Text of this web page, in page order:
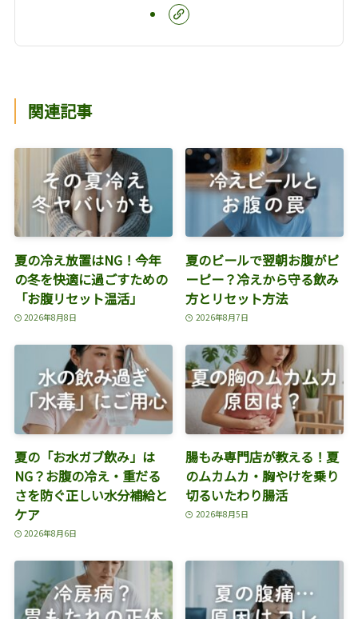
関連記事
夏の冷え放置はNG！今年
の冬を快適に過ごすための
「お腹リセット温活」
2026年8月8日
夏のビールで翌朝お腹がピ
ーピー？冷えから守る飲み
方とリセット方法
2026年8月7日
夏の「お水ガブ飲み」は
NG？お腹の冷え・重だる
さを防ぐ正しい水分補給と
ケア
2026年8月6日
腸もみ専門店が教える！夏
のムカムカ・胸やけを乗り
切るいたわり腸活
2026年8月5日